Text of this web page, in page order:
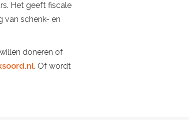
Het geeft fiscale
van schenk- en
doneren of
. Of wordt